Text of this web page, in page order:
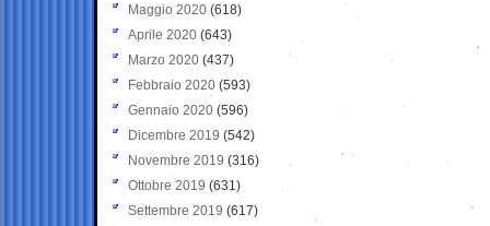
Maggio 2020 (618)
Aprile 2020 (643)
Marzo 2020 (437)
Febbraio 2020 (593)
Gennaio 2020 (596)
Dicembre 2019 (542)
Novembre 2019 (316)
Ottobre 2019 (631)
Settembre 2019 (617)